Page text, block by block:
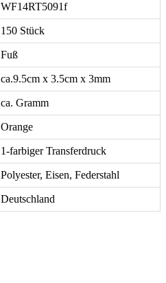
WF14RT5091f
150 Stück
Fuß
ca.9.5cm x 3.5cm x 3mm
ca. Gramm
Orange
1-farbiger Transferdruck
Polyester, Eisen, Federstahl
Deutschland